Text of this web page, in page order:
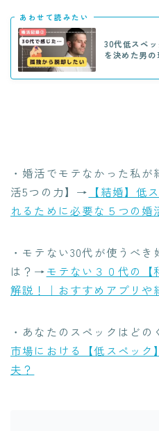
あわせて読みたい
30代低スペ
を決めた男の
・婚活でモテなかった私
活5つの力】→ 【結婚】低
れるために必要な５つの婚
・モテない30代が使うべ
は？→モテない３０代の【
解説！｜おすすめアプリや
・あなたのスペックはど
市場における【低スペック
夫？